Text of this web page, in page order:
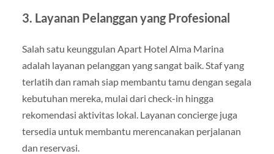
3. Layanan Pelanggan yang Profesional
Salah satu keunggulan Apart Hotel Alma Marina
adalah layanan pelanggan yang sangat baik. Staf yang
terlatih dan ramah siap membantu tamu dengan segala
kebutuhan mereka, mulai dari check-in hingga
rekomendasi aktivitas lokal. Layanan concierge juga
tersedia untuk membantu merencanakan perjalanan
dan reservasi.